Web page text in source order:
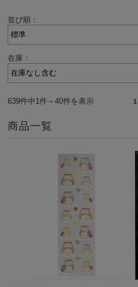
並び順：
在庫：
639件中1件～40件を表示 1
商品一覧